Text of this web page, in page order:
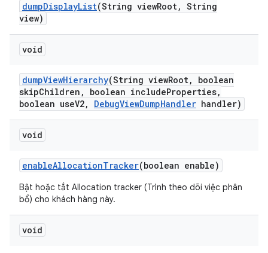
dumpDisplayList(String viewRoot, String
view)
void
dumpViewHierarchy(String viewRoot,
boolean
skipChildren , boolean includeProperties,
boolean useV2, DebugViewDumpHandler handler)
void
enableAllocationTracker(boolean enable)
Bật hoặc tắt Allocation tracker (Trình theo dõi việc phân
bổ) cho khách hàng này.
void